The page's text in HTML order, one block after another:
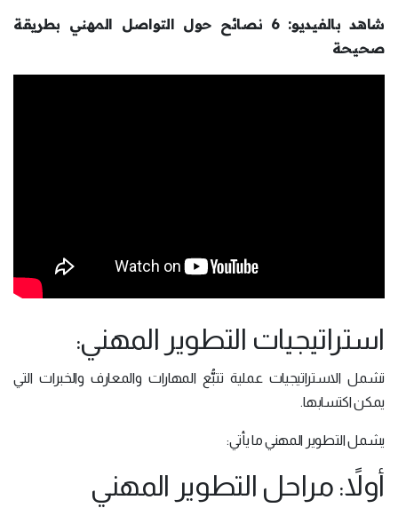
شاهد بالفيديو: 6 نصائح حول التواصل المهني بطريقة
صحيحة
استراتيجيات التطوير المهني:
تشمل الاستراتيجيات عملية تتبُّع المهارات والمعارف والخبرات التي
يمكن اكتسابها.
يشمل التطوير المهني ما يأتي:
أولاً: مراحل التطوير المهني